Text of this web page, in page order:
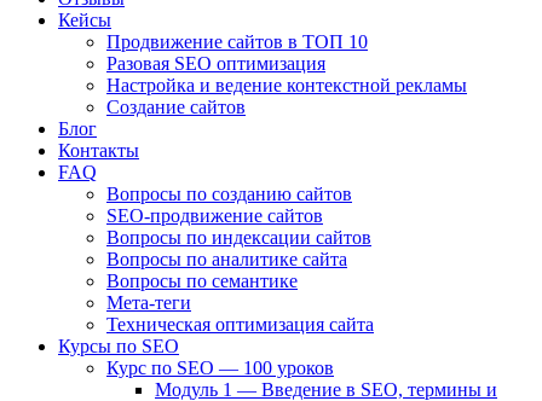
Кейсы
Продвижение сайтов в ТОП 10
Разовая SEO оптимизация
Настройка и ведение контекстной рекламы
Создание сайтов
Блог
Контакты
FAQ
Вопросы по созданию сайтов
SEO-продвижение сайтов
Вопросы по индексации сайтов
Вопросы по аналитике сайта
Вопросы по семантике
Мета-теги
Техническая оптимизация сайта
Курсы по SEO
Курс по SEO — 100 уроков
Модуль 1 — Введение в SEO, термины и